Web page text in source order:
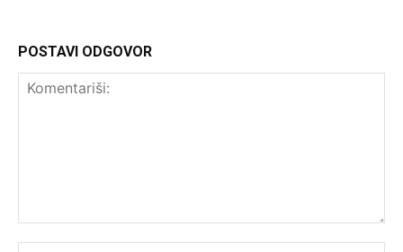
POSTAVI ODGOVOR